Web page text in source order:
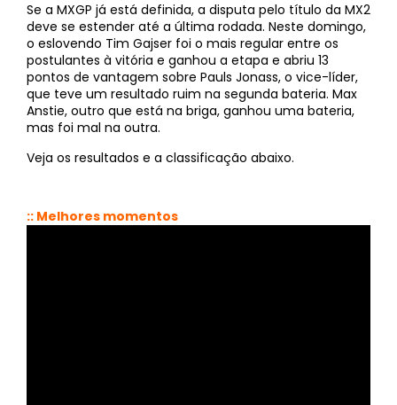
Se a MXGP já está definida, a disputa pelo título da MX2
deve se estender até a última rodada. Neste domingo,
o eslovendo Tim Gajser foi o mais regular entre os
postulantes à vitória e ganhou a etapa e abriu 13
pontos de vantagem sobre Pauls Jonass, o vice-líder,
que teve um resultado ruim na segunda bateria. Max
Anstie, outro que está na briga, ganhou uma bateria,
mas foi mal na outra.
Veja os resultados e a classificação abaixo.
:: Melhores momentos